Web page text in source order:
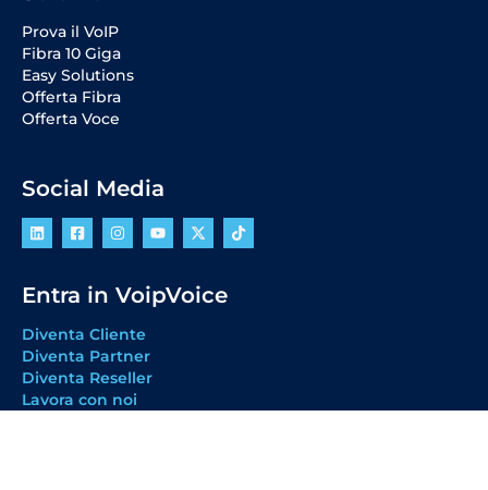
Prova il VoIP
Fibra 10 Giga
Easy Solutions
Offerta Fibra
Offerta Voce
Social Media
Entra in VoipVoice
Diventa Cliente
Diventa Partner
Diventa Reseller
Lavora con noi